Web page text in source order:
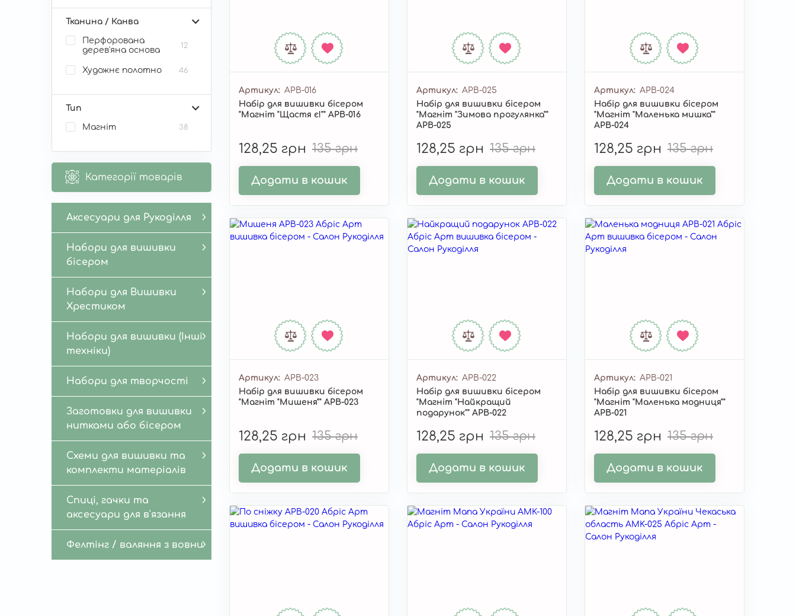
Артикул
APB-016
Набір для вишивки бісером
"Магніт "Щастя є!"" APB-016
128,25 грн 135 грн
Додати в кошик
Артикул
APB-025
Набір для вишивки бісером
"Магніт "Зимова прогулянка""
APB-025
128,25 грн 135 грн
Додати в кошик
Артикул
APB-024
Набір для вишивки бісером
"Магніт "Маленька мишка""
APB-024
128,25 грн 135 грн
Додати в кошик
Артикул
APB-023
Набір для вишивки бісером
"Магніт "Мишеня"" APB-023
128,25 грн 135 грн
Додати в кошик
Артикул
APB-022
Набір для вишивки бісером
"Магніт "Найкращий
подарунок"" APB-022
128,25 грн 135 грн
Додати в кошик
Артикул
APB-021
Набір для вишивки бісером
"Магніт "Маленька модниця""
APB-021
128,25 грн 135 грн
Додати в кошик
Тканина / Канва
Перфорована
дерев'яна основа
12
Художнє полотно 46
Тип
Магніт 38
Категорії товарів
Аксесуари для Рукоділля
Набори для вишивки
бісером
Набори для Вишивки
Хрестиком
Набори для вишивки (Інші
техніки)
Набори для творчості
Заготовки для вишивки
нитками або бісером
Схеми для вишивки та
комплекти матеріалів
Спиці, гачки та
аксесуари для в'язання
Фелтінг / валяння з вовни